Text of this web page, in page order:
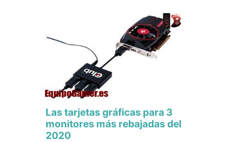
Las tarjetas gráficas para 3
monitores más rebajadas del
2020